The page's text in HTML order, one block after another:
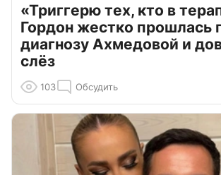
«Триггерю тех, кто в
Гордон жестко прошлась
диагнозу Ахмедовой и
слёз
103 Обсудить